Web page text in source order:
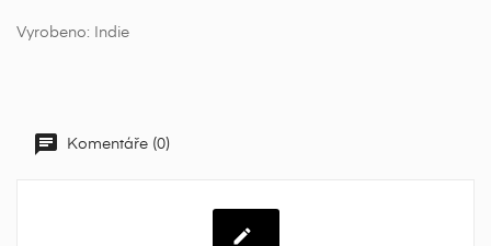
Vyrobeno: Indie
Komentáře (0)